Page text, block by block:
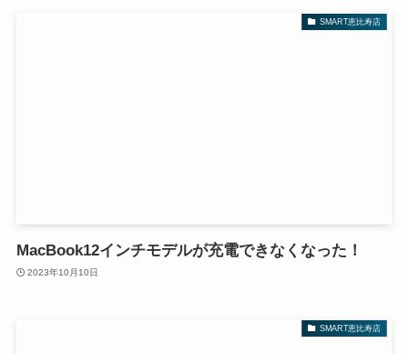
SMART恵比寿店
MacBook12インチモデルが充電できなくなった！
2023年10月10日
SMART恵比寿店